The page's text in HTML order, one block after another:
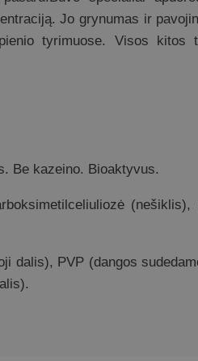
Jo grynumas ir
tyrimuose. Visos kitos
Be kazeino. Bioaktyvus.
dalis), PVP (dangos